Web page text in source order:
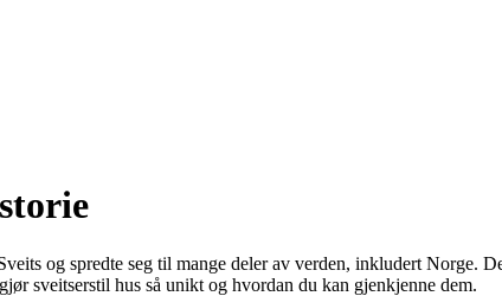
og spredte seg til mange deler av verden, inkludert Norge.
sveitserstil hus så unikt og hvordan du kan gjenkjenne dem.